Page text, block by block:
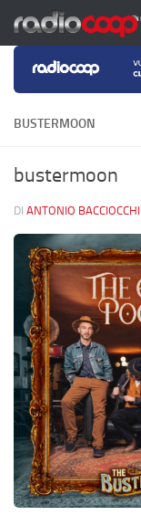
Salta al contenuto
BUSTERMOON
bustermoon
DI ANTONIO BACCIOCCHI